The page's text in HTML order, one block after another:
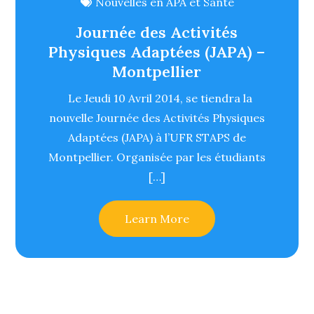
Journée des Activités
Physiques Adaptées (JAPA) –
Montpellier
Le Jeudi 10 Avril 2014, se tiendra la
nouvelle Journée des Activités Physiques
Adaptées (JAPA) à l’UFR STAPS de
Montpellier. Organisée par les étudiants
[…]
Learn More